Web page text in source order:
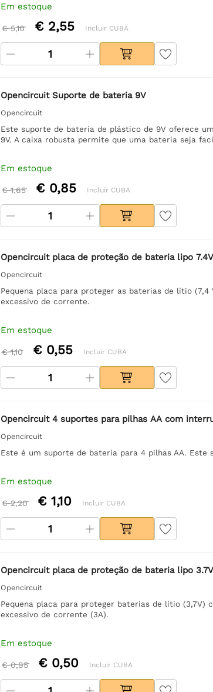
Em estoque
€ 5,10 € 2,55 Incluir CUBA
Opencircuit Suporte de bateria 9V
Opencircuit
Este suporte de bateria de plástico de 9V oferece
9V. A caixa robusta permite que uma bateria seja
Em estoque
€ 1,65 € 0,85 Incluir CUBA
Opencircuit placa de proteção de bateria lipo 7.4V
Opencircuit
Pequena placa para proteger as baterias de lítio
excessivo de corrente.
Em estoque
€ 1,10 € 0,55 Incluir CUBA
Opencircuit 4 suportes para pilhas AA com
Opencircuit
Este é um suporte de bateria para 4 pilhas AA.
Em estoque
€ 2,20 € 1,10 Incluir CUBA
Opencircuit placa de proteção de bateria lipo 3.7V
Opencircuit
Pequena placa para proteger baterias de lítio
excessivo de corrente (3A).
Em estoque
€ 0,95 € 0,50 Incluir CUBA